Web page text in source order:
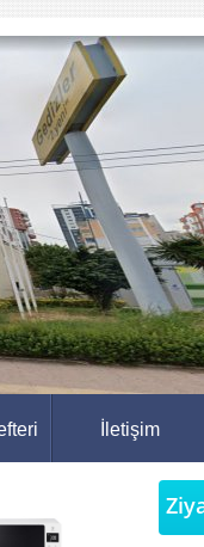
İletişim